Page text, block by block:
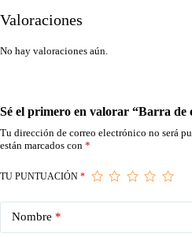
Valoraciones
No hay valoraciones aún.
Sé el primero en valorar “Barra de
Tu dirección de correo electrónico no será
están marcados con *
TU PUNTUACIÓN *
Nombre *